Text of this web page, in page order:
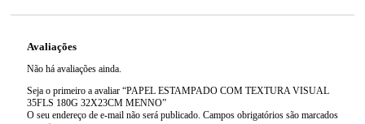
Avaliações
Não há avaliações ainda.
Seja o primeiro a avaliar “PAPEL ESTAMPADO COM TEXTURA VISUAL
35FLS 180G 32X23CM MENNO”
O seu endereço de e-mail não será publicado. Campos obrigatórios são marcados